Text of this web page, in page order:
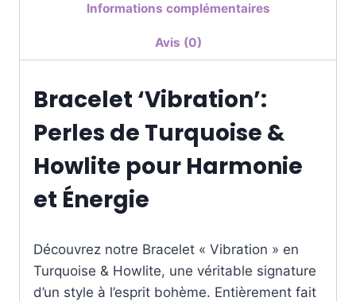
Informations complémentaires
Avis (0)
Bracelet ‘Vibration’:
Perles de Turquoise &
Howlite pour Harmonie
et Énergie
Découvrez notre Bracelet « Vibration » en
Turquoise & Howlite, une véritable signature
d’un style à l’esprit bohème. Entièrement fait